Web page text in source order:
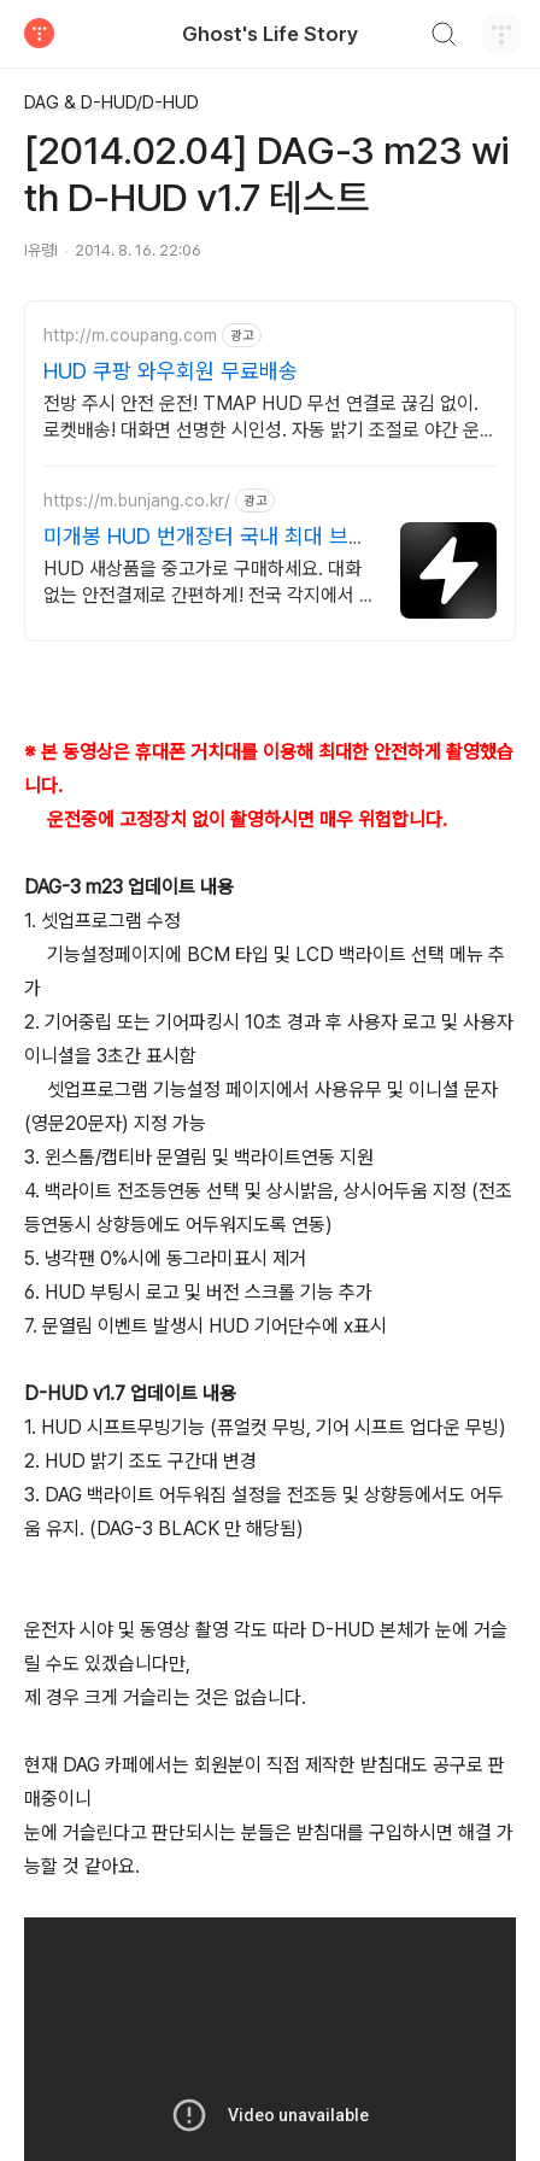
Ghost's Life Story
DAG & D-HUD/D-HUD
[2014.02.04] DAG-3 m23 wi
th D-HUD v1.7 테스트
I유령I 2014. 8. 16. 22:06
http://m.coupang.com 광고
HUD 쿠팡 와우회원 무료배송
전방 주시 안전 운전! TMAP HUD 무선 연결로 끊김 없이.
로켓배송! 대화면 선명한 시인성. 자동 밝기 조절로 야간 운전
https://m.bunjang.co.kr/ 광고
미개봉 HUD 번개장터 국내 최대 브랜
드 중고거래
HUD 새상품을 중고가로 구매하세요. 대화
없는 안전결제로 간편하게! 전국 각지에서 올
※ 본 동영상은 휴대폰 거치대를 이용해 최대한 안전하게 촬영했습
니다.
운전중에 고정장치 없이 촬영하시면 매우 위험합니다.
DAG-3 m23 업데이트 내용
1. 셋업프로그램 수정
기능설정페이지에 BCM 타입 및 LCD 백라이트 선택 메뉴 추
가
2. 기어중립 또는 기어파킹시 10초 경과 후 사용자 로고 및 사용자
이니셜을 3초간 표시함
셋업프로그램 기능설정 페이지에서 사용유무 및 이니셜 문자
(영문20문자) 지정 가능
3. 윈스톰/캡티바 문열림 및 백라이트연동 지원
4. 백라이트 전조등연동 선택 및 상시밝음, 상시어두움 지정 (전조
등연동시 상향등에도 어두워지도록 연동)
5. 냉각팬 0%시에 동그라미표시 제거
6. HUD 부팅시 로고 및 버전 스크롤 기능 추가
7. 문열림 이벤트 발생시 HUD 기어단수에 x표시
D-HUD v1.7 업데이트 내용
1. HUD 시프트무빙기능 (퓨얼컷 무빙, 기어 시프트 업다운 무빙)
2. HUD 밝기 조도 구간대 변경
3. DAG 백라이트 어두워짐 설정을 전조등 및 상향등에서도 어두
움 유지. (DAG-3 BLACK 만 해당됨)
운전자 시야 및 동영상 촬영 각도 따라 D-HUD 본체가 눈에 거슬
릴 수도 있겠습니다만,
제 경우 크게 거슬리는 것은 없습니다.
현재 DAG 카페에서는 회원분이 직접 제작한 받침대도 공구로 판
매중이니
눈에 거슬린다고 판단되시는 분들은 받침대를 구입하시면 해결 가
능할 것 같아요.